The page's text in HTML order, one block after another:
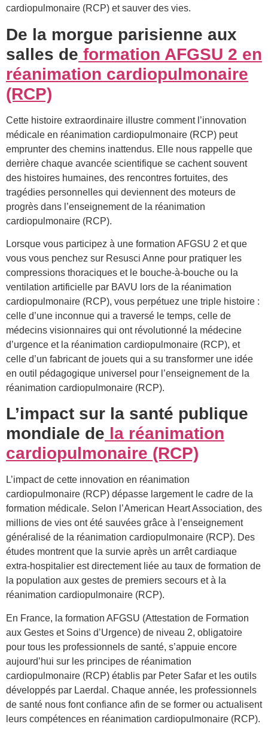
cardiopulmonaire (RCP) et sauver des vies.
De la morgue parisienne aux
salles de formation AFGSU 2 en
réanimation cardiopulmonaire
(RCP)
Cette histoire extraordinaire illustre comment l’innovation
médicale en réanimation cardiopulmonaire (RCP) peut
emprunter des chemins inattendus. Elle nous rappelle que
derrière chaque avancée scientifique se cachent souvent
des histoires humaines, des rencontres fortuites, des
tragédies personnelles qui deviennent des moteurs de
progrès dans l’enseignement de la réanimation
cardiopulmonaire (RCP).
Lorsque vous participez à une formation AFGSU 2 et que
vous vous penchez sur Resusci Anne pour pratiquer les
compressions thoraciques et le bouche-à-bouche ou la
ventilation artificielle par BAVU lors de la réanimation
cardiopulmonaire (RCP), vous perpétuez une triple histoire :
celle d’une inconnue qui a traversé le temps, celle de
médecins visionnaires qui ont révolutionné la médecine
d’urgence et la réanimation cardiopulmonaire (RCP), et
celle d’un fabricant de jouets qui a su transformer une idée
en outil pédagogique universel pour l’enseignement de la
réanimation cardiopulmonaire (RCP).
L’impact sur la santé publique
mondiale de la réanimation
cardiopulmonaire (RCP)
L’impact de cette innovation en réanimation
cardiopulmonaire (RCP) dépasse largement le cadre de la
formation médicale. Selon l’American Heart Association, des
millions de vies ont été sauvées grâce à l’enseignement
généralisé de la réanimation cardiopulmonaire (RCP). Des
études montrent que la survie après un arrêt cardiaque
extra-hospitalier est directement liée au taux de formation de
la population aux gestes de premiers secours et à la
réanimation cardiopulmonaire (RCP).
En France, la formation AFGSU (Attestation de Formation
aux Gestes et Soins d’Urgence) de niveau 2, obligatoire
pour tous les professionnels de santé, s’appuie encore
aujourd’hui sur les principes de réanimation
cardiopulmonaire (RCP) établis par Peter Safar et les outils
développés par Laerdal. Chaque année, les professionnels
de santé nous font confiance afin de se former ou actualisent
leurs compétences en réanimation cardiopulmonaire (RCP).